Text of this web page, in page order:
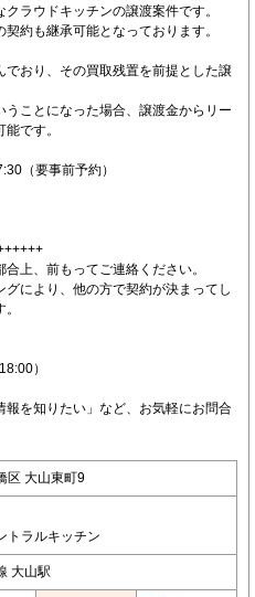
ラウドキッチンの譲渡案件です。
約も継承可能となっております。
でおり、その買取残置を前提とした譲
うことになった場合、譲渡金からリー
です。
（要事前予約）
上、前もってご連絡ください。
により、他の方で契約が決まってし
）
報を知りたい」など、お気軽にお問合
区 大山東町9
トラルキッチン
大山駅